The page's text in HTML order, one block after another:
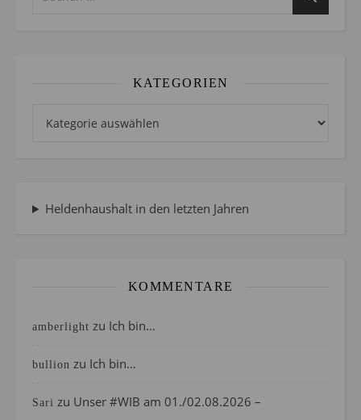
KATEGORIEN
Heldenhaushalt in den letzten Jahren
KOMMENTARE
amberlight zu Ich bin…
bullion zu Ich bin…
Sari zu Unser #WIB am 01./02.08.2026 –